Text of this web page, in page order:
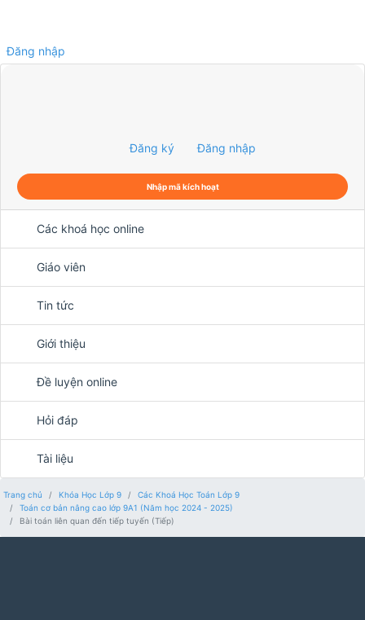
Đăng nhập
Đăng ký Đăng nhập
Nhập mã kích hoạt
Các khoá học online
Giáo viên
Tin tức
Giới thiệu
Đề luyện online
Hỏi đáp
Tài liệu
Trang chủ Khóa Học Lớp 9
Các Khoá Học Toán Lớp 9
Toán cơ bản nâng cao lớp 9A1 (Năm học 2024 - 2025)
Bài toán liên quan đến tiếp tuyến (Tiếp)